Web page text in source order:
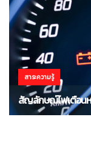
สาระความรู้
สัญลักษณ์ไฟเตือนห